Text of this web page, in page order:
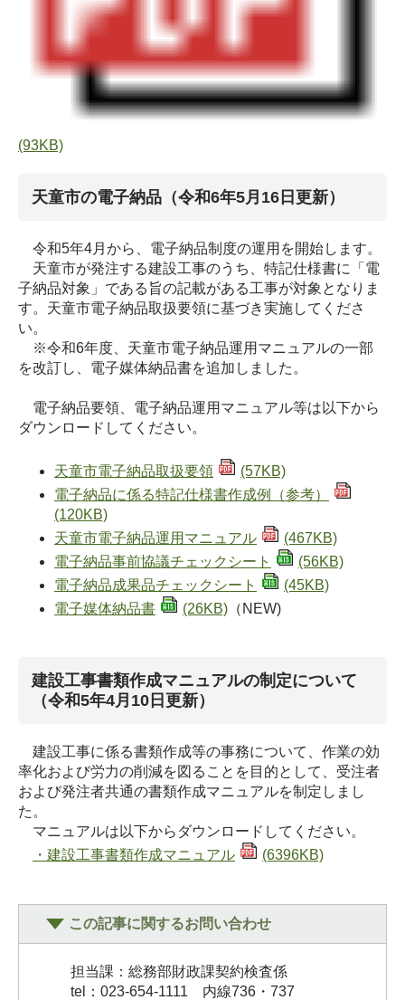
(93KB)
天童市の電子納品（令和6年5月16日更新）
令和5年4月から、電子納品制度の運用を開始します。
天童市が発注する建設工事のうち、特記仕様書に「電
子納品対象」である旨の記載がある工事が対象となりま
す。天童市電子納品取扱要領に基づき実施してくださ
い。
※令和6年度、天童市電子納品運用マニュアルの一部
を改訂し、電子媒体納品書を追加しました。
電子納品要領、電子納品運用マニュアル等は以下から
ダウンロードしてください。
天童市電子納品取扱要領
(57KB)
電子納品に係る特記仕様書作成例（参考）
(120KB)
天童市電子納品運用マニュアル
(467KB)
電子納品事前協議チェックシート
(56KB)
電子納品成果品チェックシート
(45KB)
電子媒体納品書
(26KB) （NEW)
建設工事書類作成マニュアルの制定について
（令和5年4月10日更新）
建設工事に係る書類作成等の事務について、作業の効
率化および労力の削減を図ることを目的として、受注者
および発注者共通の書類作成マニュアルを制定しまし
た。
マニュアルは以下からダウンロードしてください。
・建設工事書類作成マニュアル
(6396KB)
この記事に関するお問い合わせ
担当課：総務部財政課契約検査係
tel：023-654-1111 内線736・737